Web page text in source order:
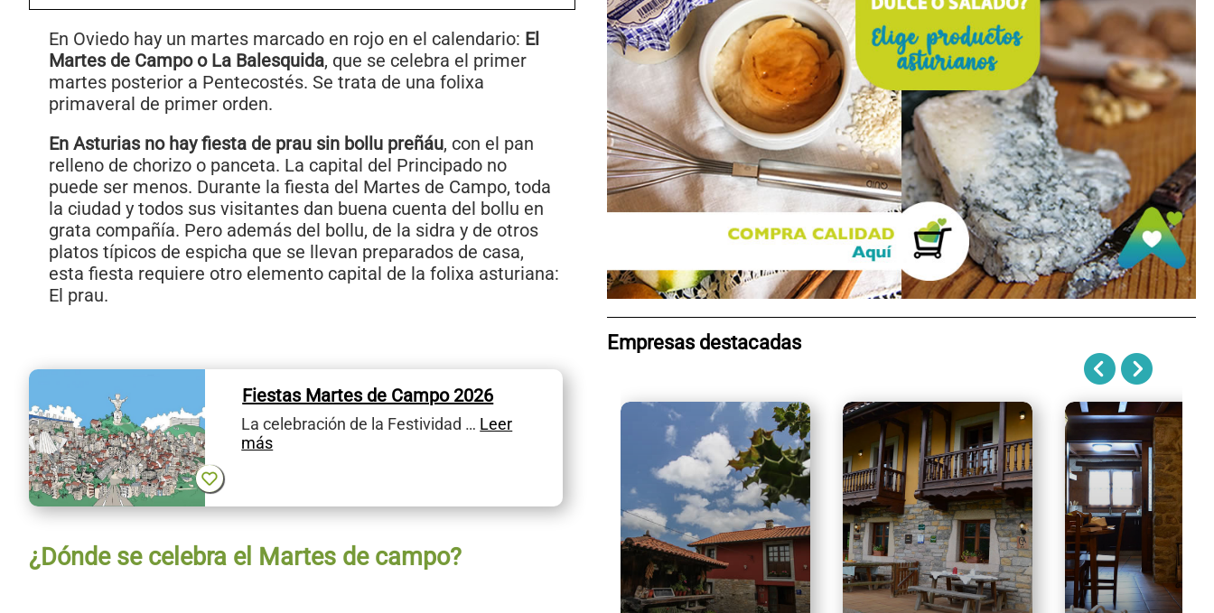
En Oviedo hay un martes marcado en rojo en el calendario: El
Martes de Campo o La Balesquida, que se celebra el primer
martes posterior a Pentecostés. Se trata de una folixa
primaveral de primer orden.
En Asturias no hay fiesta de prau sin bollu preñáu, con el pan
relleno de chorizo o panceta. La capital del Principado no
puede ser menos. Durante la fiesta del Martes de Campo, toda
la ciudad y todos sus visitantes dan buena cuenta del bollu en
grata compañía. Pero además del bollu, de la sidra y de otros
platos típicos de espicha que se llevan preparados de casa,
esta fiesta requiere otro elemento capital de la folixa asturiana:
El prau.
Fiestas Martes de Campo 2026
La celebración de la Festividad … Leer
más
¿Dónde se celebra el Martes de campo?
Empresas destacadas